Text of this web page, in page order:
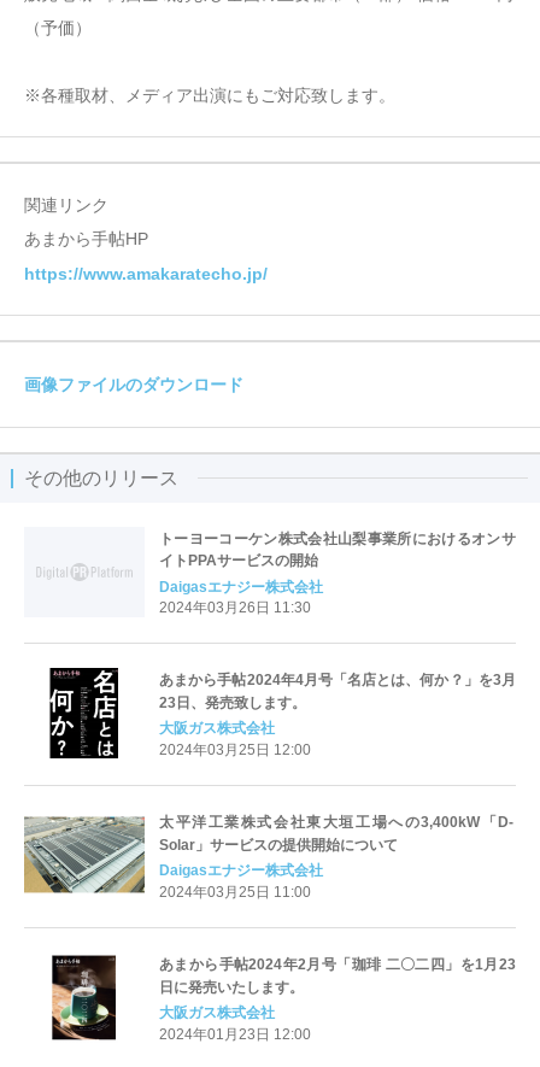
（予価）
※各種取材、メディア出演にもご対応致します。
関連リンク
あまから手帖HP
https://www.amakaratecho.jp/
画像ファイルのダウンロード
その他のリリース
トーヨーコーケン株式会社山梨事業所におけるオンサ
イトPPAサービスの開始
Daigasエナジー株式会社
2024年03月26日 11:30
あまから手帖2024年4月号「名店とは、何か？」を3月
23日、発売致します。
大阪ガス株式会社
2024年03月25日 12:00
太平洋工業株式会社東大垣工場への3,400kW「D-
Solar」サービスの提供開始について
Daigasエナジー株式会社
2024年03月25日 11:00
あまから手帖2024年2月号「珈琲 二〇二四」を1月23
日に発売いたします。
大阪ガス株式会社
2024年01月23日 12:00